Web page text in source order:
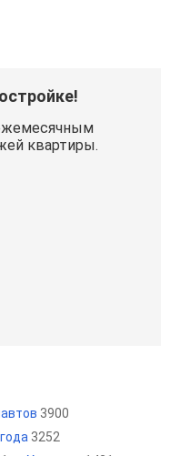
квартиры.
3900
3252